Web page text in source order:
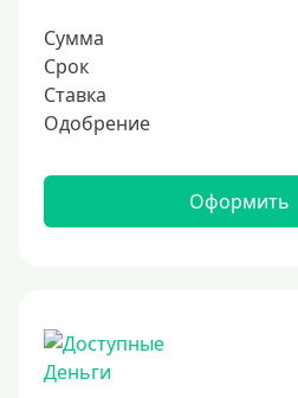
Сумма
Срок
Ставка
Одобрение
Оформить